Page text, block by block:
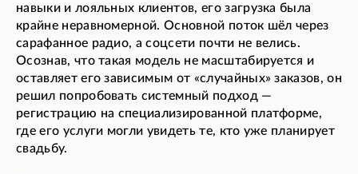
навыки и лояльных клиентов, его загрузка была
крайне неравномерной. Основной поток шёл через
сарафанное радио, а соцсети почти не велись.
Осознав, что такая модель не масштабируется и
оставляет его зависимым от «случайных» заказов, он
решил попробовать системный подход —
регистрацию на специализированной платформе,
где его услуги могли увидеть те, кто уже планирует
свадьбу.